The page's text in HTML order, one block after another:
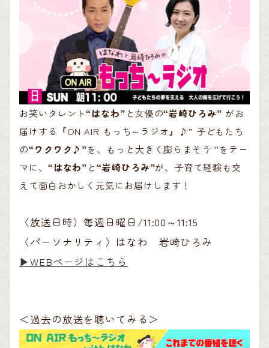
お笑いタレント“はなわ” と女優の“岩崎ひろみ” がお
届けする『ON AIR もっち～ラジオ』♪” 子どもたち
の“ワクワク♪”を、もっと大きく膨らまそう ”をテー
マに、 “はなわ” と“岩崎ひろみ”が、子育て経験も交
えて面白おかしく元気にお届けします！
〈放送日時）毎週日曜日/11:00～11:15
〈パーソナリティ〉はなわ 岩崎ひろみ
▶︎WEBページはこちら
＜過去の放送を聴いてみる＞